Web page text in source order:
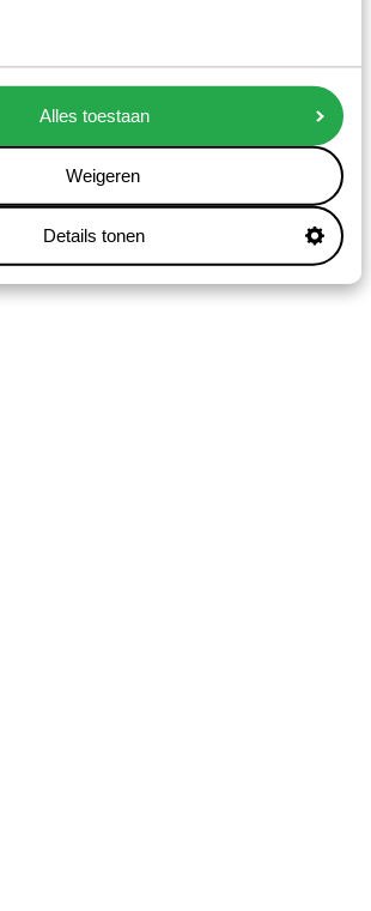
Alles toestaan
Weigeren
Details tonen